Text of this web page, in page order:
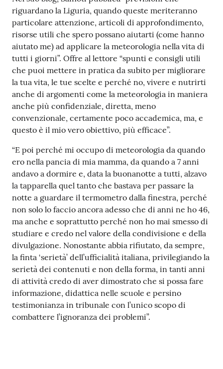
riguardano la Liguria, quando queste meriteranno
particolare attenzione, articoli di approfondimento,
risorse utili che spero possano aiutarti (come hanno
aiutato me) ad applicare la meteorologia nella vita di
tutti i giorni”. Offre al lettore “spunti e consigli utili
che puoi mettere in pratica da subito per migliorare
la tua vita, le tue scelte e perché no, vivere e nutrirti
anche di argomenti come la meteorologia in maniera
anche più confidenziale, diretta, meno
convenzionale, certamente poco accademica, ma, e
questo è il mio vero obiettivo, più efficace”.
“E poi perché mi occupo di meteorologia da quando
ero nella pancia di mia mamma, da quando a 7 anni
andavo a dormire e, data la buonanotte a tutti, alzavo
la tapparella quel tanto che bastava per passare la
notte a guardare il termometro dalla finestra, perché
non solo lo faccio ancora adesso che di anni ne ho 46,
ma anche e soprattutto perché non ho mai smesso di
studiare e credo nel valore della condivisione e della
divulgazione. Nonostante abbia rifiutato, da sempre,
la finta ‘serietà’ dell’ufficialità italiana, privilegiando la
serietà dei contenuti e non della forma, in tanti anni
di attività credo di aver dimostrato che si possa fare
informazione, didattica nelle scuole e persino
testimonianza in tribunale con l’unico scopo di
combattere l’ignoranza dei problemi”.